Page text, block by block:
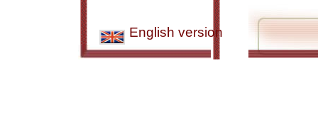
English version